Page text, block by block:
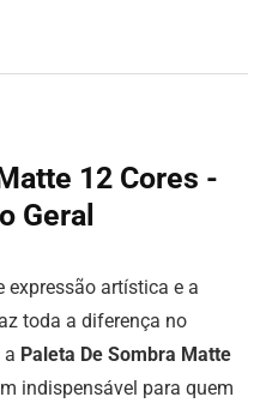
12 Cores -
Geral
artística e a
toda a diferença no
a Paleta De Sombra Matte
indispensável para quem